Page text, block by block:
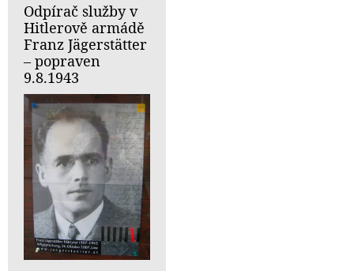
Odpírač služby v
Hitlerově armádě
Franz Jägerstätter
– popraven
9.8.1943